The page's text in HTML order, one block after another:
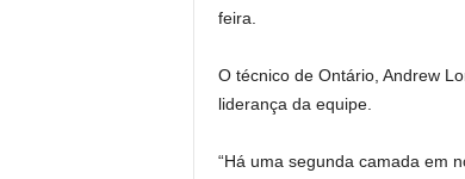
feira.
O técnico de Ontário, Andrew
liderança da equipe.
“Há uma segunda camada em